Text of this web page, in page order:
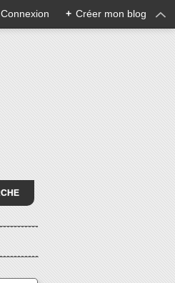
Connexion + Créer mon blog